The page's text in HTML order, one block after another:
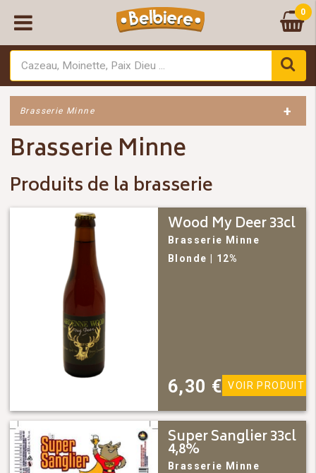
0
Brasserie Minne +
Brasserie Minne
Produits de la brasserie
Wood My Deer 33cl
Brasserie Minne
Blonde
| 12%
6,30 € VOIR PRODUIT
Super Sanglier 33cl
4,8%
Brasserie Minne